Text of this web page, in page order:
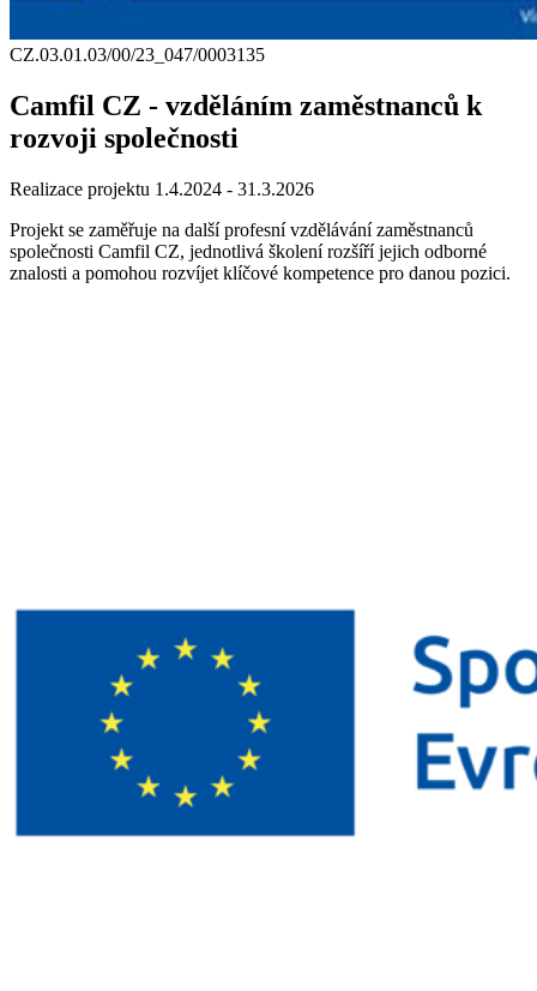
CZ.03.01.03/00/23_047/0003135
Camfil CZ - vzděláním zaměstnanců k
rozvoji společnosti
Realizace projektu 1.4.2024 - 31.3.2026
Projekt se zaměřuje na další profesní vzdělávání zaměstnanců
společnosti Camfil CZ, jednotlivá školení rozšíří jejich odborné
znalosti a pomohou rozvíjet klíčové kompetence pro danou pozici.